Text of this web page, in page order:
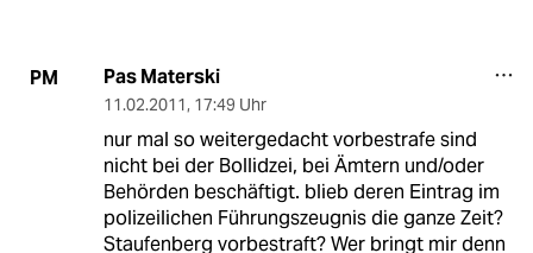
PM Pas Materski
11.02.2011, 17:49 Uhr
nur mal so weitergedacht vorbestrafe sind
nicht bei der Bollidzei, bei Ämtern und/oder
Behörden beschäftigt. blieb deren Eintrag im
polizeilichen Führungszeugnis die ganze Zeit?
Staufenberg vorbestraft? Wer bringt mir denn